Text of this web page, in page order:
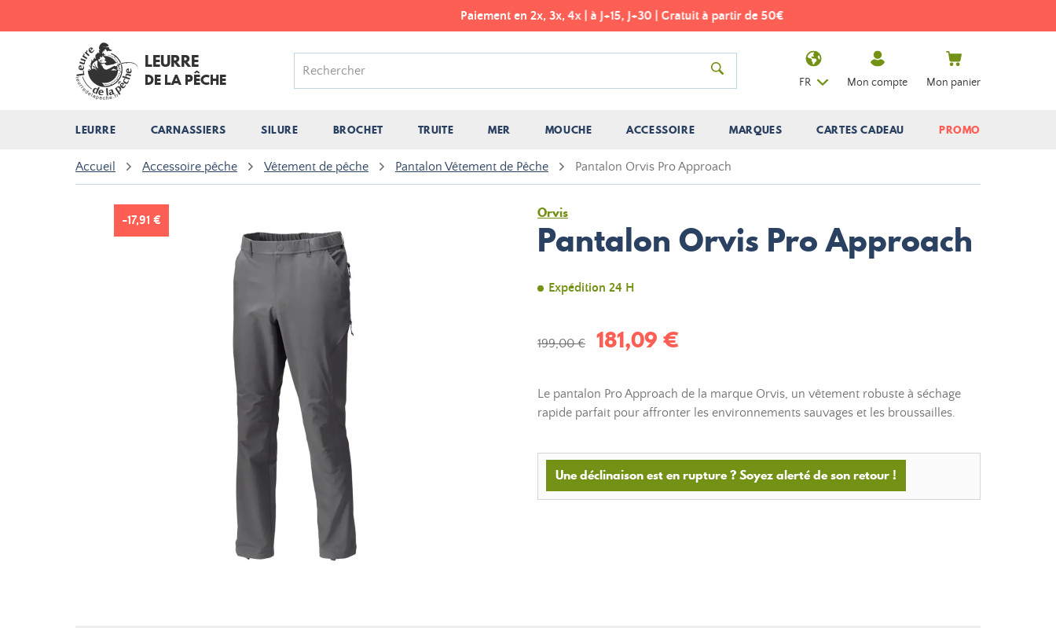
Paiement en 2x, 3x, 4x | à J+15, J+30 | Gratuit à partir de 50€
LEURRE
DE LA PÊCHE
LEURRE CARNASSIERS SILURE BROCHET TRUITE MER MOUCHE ACCESSOIRE MARQUES CARTES CADEAU PROMO
FR Mon compte Mon panier
Accueil Accessoire pêche Vêtement de pêche Pantalon Vêtement de Pêche Pantalon Orvis Pro Approach
-17,91 € Orvis
Pantalon Orvis Pro Approach
Expédition 24 H
199,00 € 181,09 €
Le pantalon Pro Approach de la marque Orvis, un vêtement robuste à séchage
rapide parfait pour affronter les environnements sauvages et les broussailles.
Une déclinaison est en rupture ? Soyez alerté de son retour !